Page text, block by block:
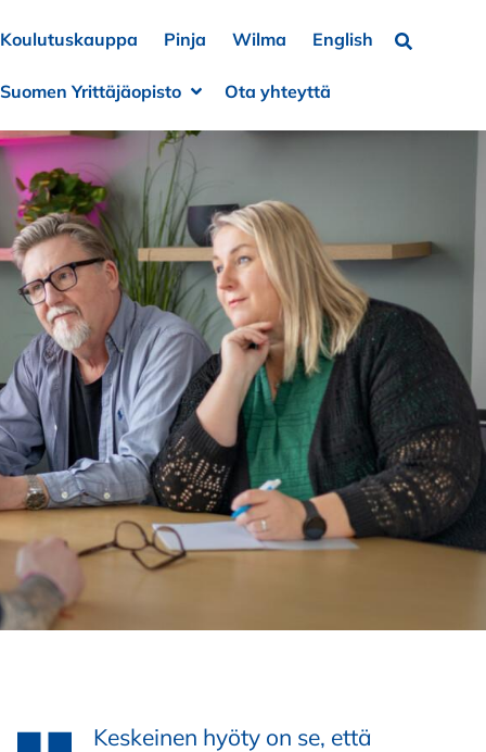
Koulutuskauppa
Pinja Wilma English Hae…
alivalikko
alivalikko
Suomen Yrittäjäopisto
Avaa alivalikko
Sulje alivalikko
Ota yhteyttä
Keskeinen hyöty on se, että